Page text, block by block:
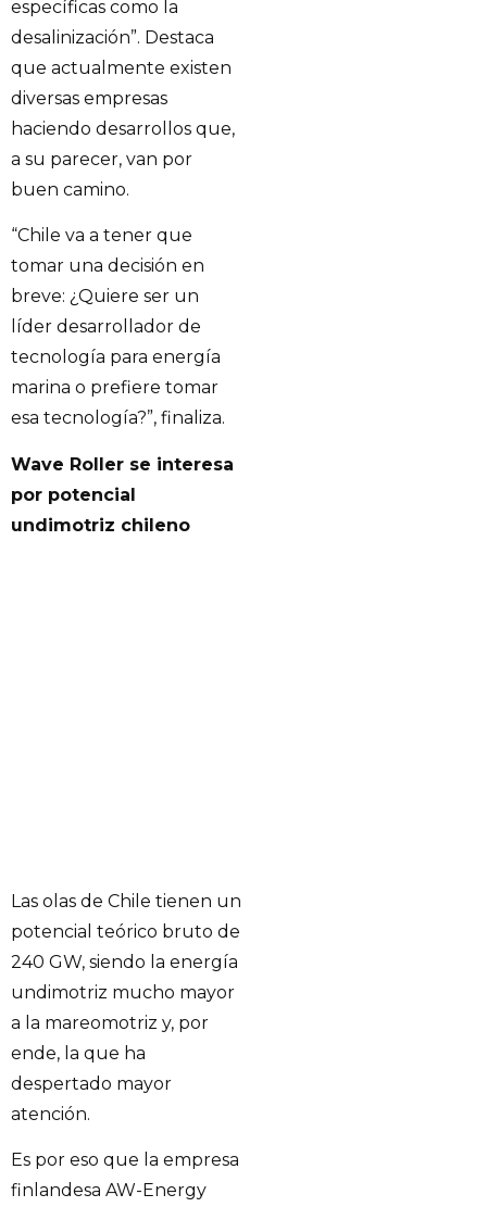
específicas como la
desalinización”. Destaca
que actualmente existen
diversas empresas
haciendo desarrollos que,
a su parecer, van por
buen camino.
“Chile va a tener que
tomar una decisión en
breve: ¿Quiere ser un
líder desarrollador de
tecnología para energía
marina o prefiere tomar
esa tecnología?”, finaliza.
Wave Roller se interesa
por potencial
undimotriz chileno
Las olas de Chile tienen un
potencial teórico bruto de
240 GW, siendo la energía
undimotriz mucho mayor
a la mareomotriz y, por
ende, la que ha
despertado mayor
atención.
Es por eso que la empresa
finlandesa AW-Energy